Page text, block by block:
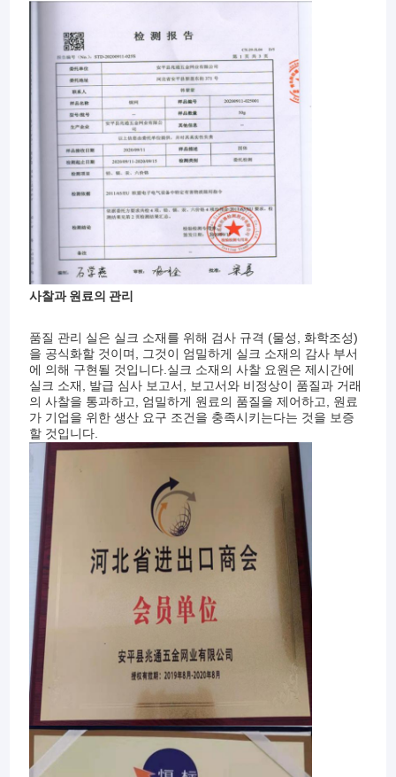
사찰과 원료의 관리
품질 관리 실은 실크 소재를 위해 검사 규격 (물성, 화학조성)
을 공식화할 것이며, 그것이 엄밀하게 실크 소재의 감사 부서
에 의해 구현될 것입니다.실크 소재의 사찰 요원은 제시간에
실크 소재, 발급 심사 보고서, 보고서와 비정상이 품질과 거래
의 사찰을 통과하고, 엄밀하게 원료의 품질을 제어하고, 원료
가 기업을 위한 생산 요구 조건을 충족시키는다는 것을 보증
할 것입니다.